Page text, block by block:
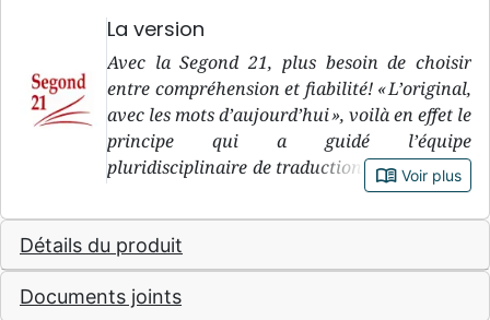
La version
Avec la Segond 21, plus besoin de choisir
entre compréhension et fiabilité! « L’original,
avec les mots d’aujourd’hui », voilà en effet le
principe qui a guidé l’équipe
pluridisciplinaire de traduction de la version
Segond 21, pendant sa douzaine d’années de
travail. « L’original » : le premier objectif de
la Segond 21, c’est de rester le plus fidèle
possible à ce que dit le texte biblique dans les
langues originales, c’est-à-dire l’hébreu et
book_open Voir plus
Détails du produit
Documents joints